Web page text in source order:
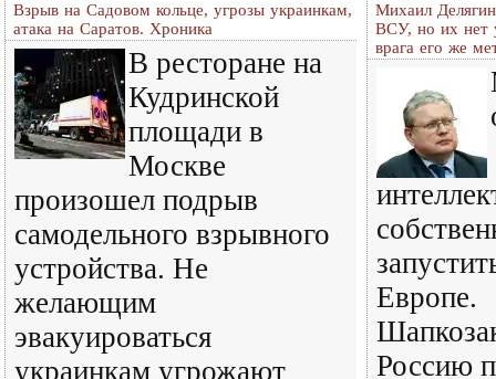
Взрыв на Садовом кольце, угрозы украинкам,
атака на Саратов. Хроника
В ресторане на
Кудринской
площади в
Москве
произошел подрыв
самодельного взрывного
устройства. Не
желающим
эвакуироваться
украинкам угрожают
Михаил
ВСУ, но их нет
врага его же
Европе.
Россию